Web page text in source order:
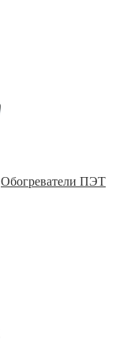
Обогреватели ПЭТ